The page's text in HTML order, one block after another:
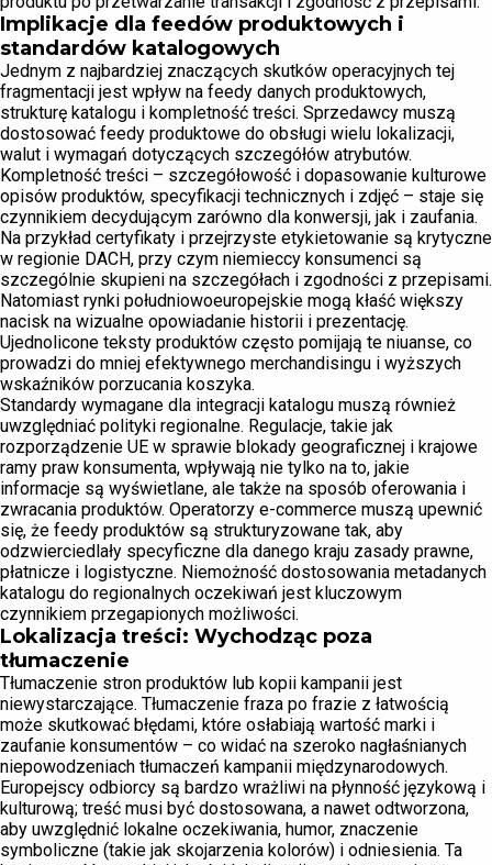
Implikacje dla feedów produktowych i
standardów katalogowych
Jednym z najbardziej znaczących skutków operacyjnych tej
fragmentacji jest wpływ na feedy danych produktowych,
strukturę katalogu i kompletność treści. Sprzedawcy muszą
dostosować feedy produktowe do obsługi wielu lokalizacji,
walut i wymagań dotyczących szczegółów atrybutów.
Kompletność treści – szczegółowość i dopasowanie kulturowe
opisów produktów, specyfikacji technicznych i zdjęć – staje się
czynnikiem decydującym zarówno dla konwersji, jak i zaufania.
Na przykład certyfikaty i przejrzyste etykietowanie są krytyczne
w regionie DACH, przy czym niemieccy konsumenci są
szczególnie skupieni na szczegółach i zgodności z przepisami.
Natomiast rynki południowoeuropejskie mogą kłaść większy
nacisk na wizualne opowiadanie historii i prezentację.
Ujednolicone teksty produktów często pomijają te niuanse, co
prowadzi do mniej efektywnego merchandisingu i wyższych
wskaźników porzucania koszyka.
Standardy wymagane dla integracji katalogu muszą również
uwzględniać polityki regionalne. Regulacje, takie jak
rozporządzenie UE w sprawie blokady geograficznej i krajowe
ramy praw konsumenta, wpływają nie tylko na to, jakie
informacje są wyświetlane, ale także na sposób oferowania i
zwracania produktów. Operatorzy e-commerce muszą upewnić
się, że feedy produktów są strukturyzowane tak, aby
odzwierciedlały specyficzne dla danego kraju zasady prawne,
płatnicze i logistyczne. Niemożność dostosowania metadanych
katalogu do regionalnych oczekiwań jest kluczowym
czynnikiem przegapionych możliwości.
Lokalizacja treści: Wychodząc poza
tłumaczenie
Tłumaczenie stron produktów lub kopii kampanii jest
niewystarczające. Tłumaczenie fraza po frazie z łatwością
może skutkować błędami, które osłabiają wartość marki i
zaufanie konsumentów – co widać na szeroko nagłaśnianych
niepowodzeniach tłumaczeń kampanii międzynarodowych.
Europejscy odbiorcy są bardzo wrażliwi na płynność językową i
kulturową; treść musi być dostosowana, a nawet odtworzona,
aby uwzględnić lokalne oczekiwania, humor, znaczenie
symboliczne (takie jak skojarzenia kolorów) i odniesienia. Ta